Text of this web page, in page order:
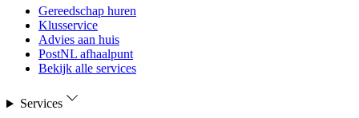
Gereedschap huren
Klusservice
Advies aan huis
PostNL afhaalpunt
Bekijk alle services
Services